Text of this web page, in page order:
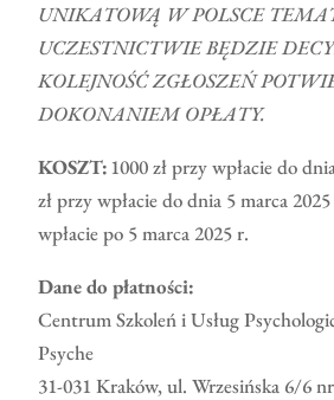
UNIKATOWĄ W POLSCE
UCZESTNICTWIE BĘDZIE
KOLEJNOŚĆ ZGŁOSZEŃ
DOKONANIEM OPŁATY.
KOSZT: 1000 zł przy wpłacie do
zł przy wpłacie do dnia 5 marca
wpłacie po 5 marca 2025 r.
Dane do płatności:
Centrum Szkoleń i Usług
Psyche
31-031 Kraków, ul. Wrzesińska 6/6